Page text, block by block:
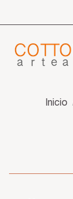
Inicio